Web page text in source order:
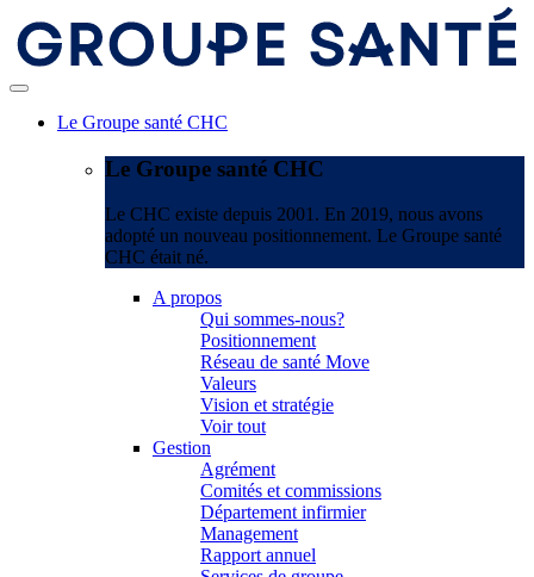
Le Groupe santé CHC
Le Groupe santé CHC
Le CHC existe depuis 2001. En 2019, nous avons
adopté un nouveau positionnement. Le Groupe santé
CHC était né.
A propos
Qui sommes-nous?
Positionnement
Réseau de santé Move
Valeurs
Vision et stratégie
Voir tout
Gestion
Agrément
Comités et commissions
Département infirmier
Management
Rapport annuel